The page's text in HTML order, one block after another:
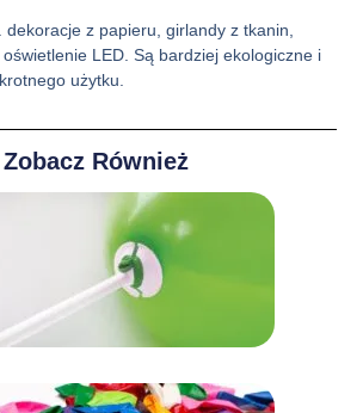
z papieru, girlandy z tkanin,
LED. Są bardziej ekologiczne i
użytku.
Zobacz Również